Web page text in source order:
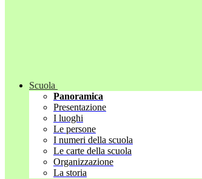
Scuola
Panoramica
Presentazione
I luoghi
Le persone
I numeri della scuola
Le carte della scuola
Organizzazione
La storia